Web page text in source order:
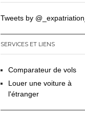
Tweets by @_expatriation_
SERVICES ET LIENS
Comparateur de vols
Louer une voiture à
l'étranger